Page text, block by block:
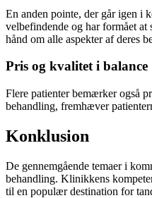
En anden pointe, der går igen i
velbefindende og har formået
hånd om alle aspekter af deres
Pris og kvalitet i balance
Flere patienter bemærker også
behandling, fremhæver
Konklusion
De gennemgående temaer i
behandling. Klinikkens
til en populær destination for